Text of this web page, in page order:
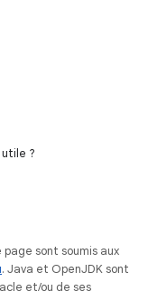
?
sont soumis aux
. Java et OpenJDK sont
et/ou de ses